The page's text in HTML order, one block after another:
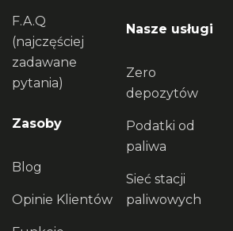
F.A.Q
(najczęściej
zadawane
pytania)
Zasoby
Blog
Opinie Klientów
Nasze usługi
Zero
depozytów
Podatki od
paliwa
Sieć stacji
paliwowych